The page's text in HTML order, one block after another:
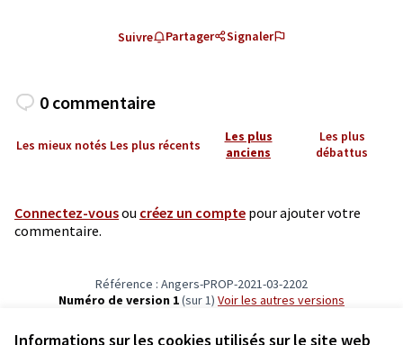
Informations sur les cookies utilisés sur le site web
Suivre Partager Signaler
0 commentaire
Les mieux notés Les plus récents
Les plus
anciens
Les plus
débattus
Connectez-vousou créez un compte pour ajouter votre
commentaire.
Référence : Angers-PROP-2021-03-2202
Numéro de version 1(sur 1)
voir les autres versions